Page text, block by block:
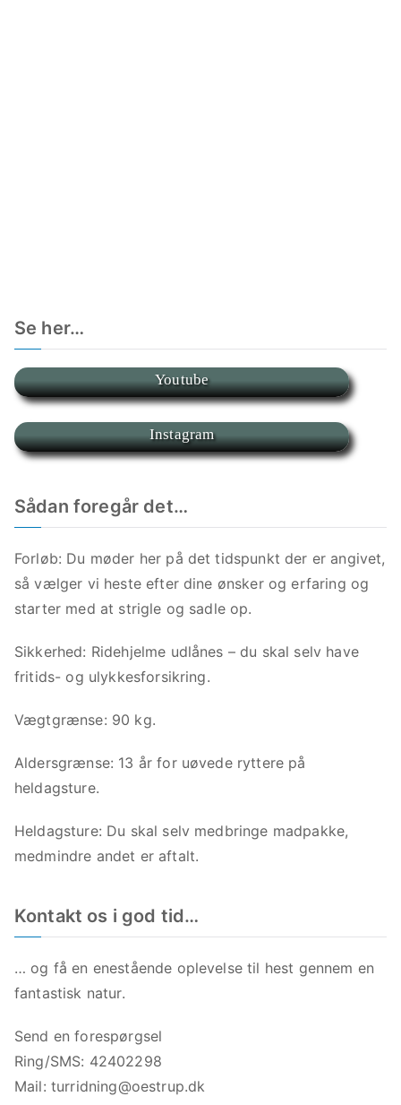
Se her…
Youtube
Instagram
Sådan foregår det…
Forløb: Du møder her på det tidspunkt der er angivet,
så vælger vi heste efter dine ønsker og erfaring og
starter med at strigle og sadle op.
Sikkerhed: Ridehjelme udlånes – du skal selv have
fritids- og ulykkesforsikring.
Vægtgrænse: 90 kg.
Aldersgrænse: 13 år for uøvede ryttere på
heldagsture.
Heldagsture: Du skal selv medbringe madpakke,
medmindre andet er aftalt.
Kontakt os i god tid…
… og få en enestående oplevelse til hest gennem en
fantastisk natur.
Send en forespørgsel
Ring/SMS: 42402298
Mail: turridning@oestrup.dk